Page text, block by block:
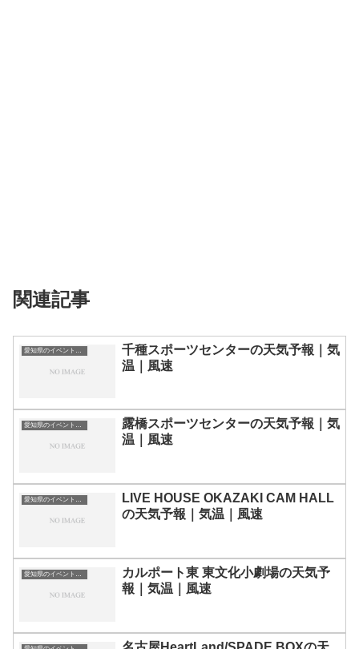
関連記事
愛知県のイベント会場一覧
千種スポーツセンターの天気予報｜気
温｜風速
愛知県のイベント会場一覧
露橋スポーツセンターの天気予報｜気
温｜風速
愛知県のイベント会場一覧
LIVE HOUSE OKAZAKI CAM HALL
の天気予報｜気温｜風速
愛知県のイベント会場一覧
カルポート東 東文化小劇場の天気予
報｜気温｜風速